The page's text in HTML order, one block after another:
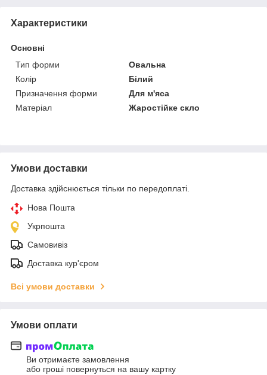
Характеристики
Основні
Тип форми
Овальна
Колір
Білий
Призначення форми
Для м'яса
Матеріал
Жаростійке скло
Умови доставки
Доставка здійснюється тільки по передоплаті.
Нова Пошта
Укрпошта
Самовивіз
Доставка кур'єром
Всі умови доставки
Умови оплати
Ви отримаєте замовлення
або гроші повернуться на вашу картку